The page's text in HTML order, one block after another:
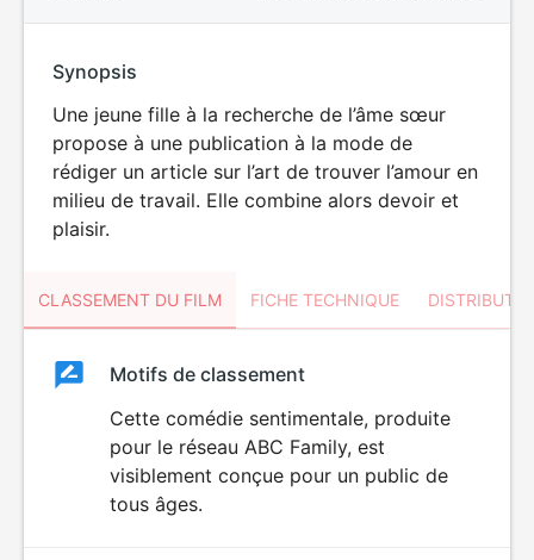
Synopsis
Une jeune fille à la recherche de l’âme sœur
propose à une publication à la mode de
rédiger un article sur l’art de trouver l’amour en
milieu de travail. Elle combine alors devoir et
plaisir.
CLASSEMENT DU FILM FICHE TECHNIQUE
ClassementClassement
Motifs de classement
Cette comédie sentimentale, produite
pour le réseau ABC Family, est
visiblement conçue pour un public de
tous âges.